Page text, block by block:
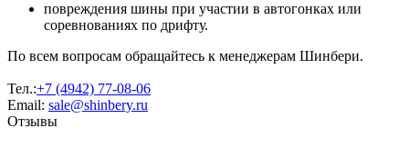
повреждения шины при участии в автогонках или
соревнованиях по дрифту.
По всем вопросам обращайтесь к менеджерам Шинбери.
Тел.:+7 (4942) 77-08-06
Email: sale@shinbery.ru
Отзывы